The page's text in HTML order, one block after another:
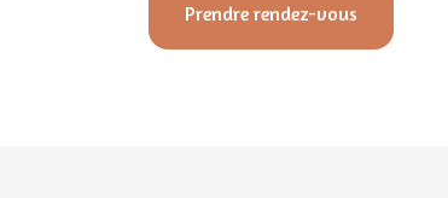
Prendre rendez-vous